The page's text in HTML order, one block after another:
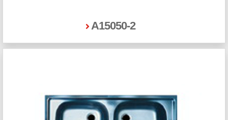
A15050-2